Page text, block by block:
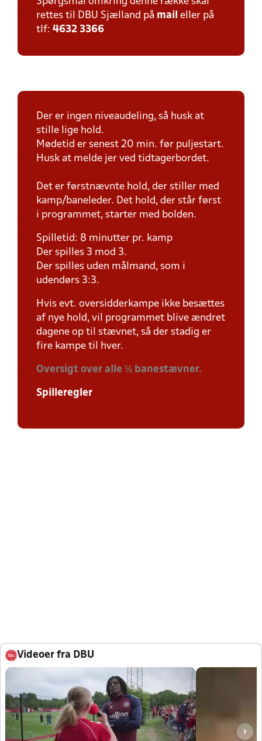
rettes til DBU Sjælland på mail eller på
tlf: 4632 3366
Der er ingen niveaudeling, så husk at
stille lige hold.
Mødetid er senest 20 min. før puljestart.
Husk at melde jer ved tidtagerbordet.
Det er førstnævnte hold, der stiller med
kamp/baneleder. Det hold, der står først
i programmet, starter med bolden.
Spilletid: 8 minutter pr. kamp
Der spilles 3 mod 3.
Der spilles uden målmand, som i
udendørs 3:3.
Hvis evt. oversidderkampe ikke besættes
af nye hold, vil programmet blive ændret
dagene op til stævnet, så der stadig er
fire kampe til hver.
Oversigt over alle ½ banestævner.
Spilleregler
Videoer fra DBU